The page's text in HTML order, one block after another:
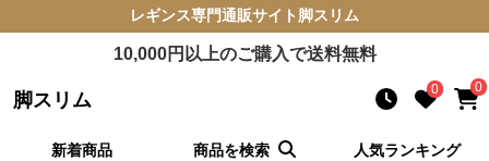
レギンス専門通販サイト 脚スリム
10,000円以上のご購入で送料無料
脚スリム 0 0
新着商品 商品を検索 人気ランキング